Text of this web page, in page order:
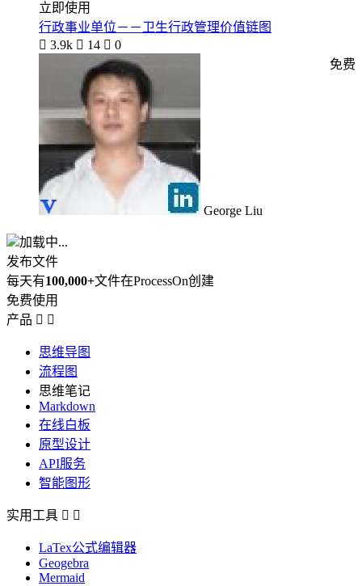
立即使用
行政事业单位－－卫生行政管理价值链图
 3.9k  14  0
George Liu
免费
加载中...
发布文件
每天有100,000+文件在ProcessOn创建
免费使用
产品  
思维导图
流程图
思维笔记
Markdown
在线白板
原型设计
API服务
智能图形
实用工具  
LaTex公式编辑器
Geogebra
Mermaid